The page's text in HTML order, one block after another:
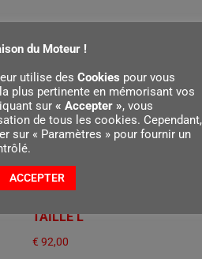
TAILLE L
€ 92,00
du Moteur !
utilise des Cookies pour vous
plus pertinente en mémorisant vos
sur « Accepter », vous
de tous les cookies. Cependant,
sur « Paramètres » pour fournir un
ACCEPTER